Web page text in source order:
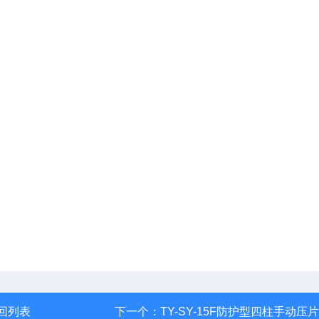
列表 下一个： TY-SY-15F防护型四柱手动压